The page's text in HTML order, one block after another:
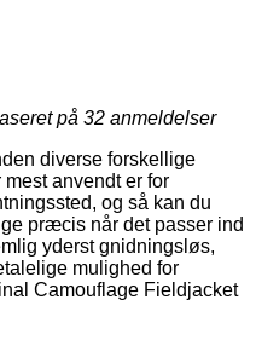
på 32 anmeldelser
diverse forskellige
mest anvendt er for
og så kan du
præcis når det passer ind
yderst gnidningsløs,
mulighed for
Camouflage Fieldjacket